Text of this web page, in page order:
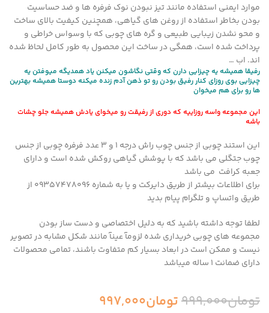
موارد ایمنی استفاده مانند تیز نبودن نوک فرفره ها و ضد حساسیت
بودن بخاطر استفاده از روغن های گیاهی، همچنین کیفیت بالای ساخت
و محو نشدن زیبایی طبیعی و گره های چوبی که با وسواس خراطی و
پرداخت شده است، همگی در ساخت این محصول به طور کامل لحاظ شده
اند. اب …
رفیقا همیشه یه چیزایی دارن که وقتی نگاشون میکنن یاد همدیگه میوفتن یه
چیزایی بوی روزای کنار رفیق بودن رو تو ذهن آدم زنده میکنه دوستا همیشه بهترین
ها رو برای هم میخوان
این مجموعه واسه روزاییه که دوری از رفیقت رو میخوای یادش همیشه جلو چشات
باشه
این استند چوبی از جنس چوب راش درجه ۱ و ۳ عدد فرفره چوبی از جنس
چوب جتگلی می باشد که با پوشش گیاهی روکش شده است و دارای
جعبه کرافت می باشد
برای اطلاعات بیشتر از طریق دایرکت و یا به شماره 09357478096 از
طریق واتساپ و تلگرام پیام بدید
لطفا توجه داشته باشید که به دلیل اختصاصی و دست ساز بودن
مجموعه های چوبی خریداری شده لزومآ عینآ مانند شکل مشابه در تصویر
نیست و ممکن است در ابعاد بسیار کم متفاوت باشند، تمامی محصولات
دارای ضمانت ۱ ساله میباشد
تومان999,000تومان997,000